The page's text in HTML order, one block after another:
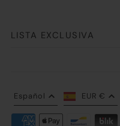
LISTA EXCLUSIVA
Español EUR €